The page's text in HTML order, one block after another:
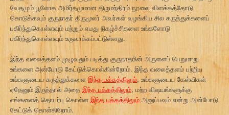
வேதமும் பூலோக அமிர்தமுமான திருமந்திரம் நூலை விளக்கத்தோடு
கொடுக்கவும் குருநாதர் திருமூலர் அவர்கள் வழங்கிய சில கருத்துக்களைப்
பகிர்ந்துகொள்ளவும் மற்றும் எமது நிகழ்ச்சிகளை உங்களோடு
பகிர்ந்துகொள்ளவும் உருவாக்கப்பட்டுள்ளது.
இந்த வலைத்தளம் முழுவதும் படித்து குருநாதரின் அருளைப் பெறுமாறு
உங்களை அன்போடு கேட்டுக்கொள்கின்றோம். இந்த வலைத்தளம் பற்றிய
உங்களுடைய கருத்துக்களை இந்த பக்கத்திலும், உங்களுடைய கேள்விகள்
ஏதேனும் இருந்தால் அதை இந்த பக்கத்திலும், மற்ற விஷயங்களுக்கு
எங்களைத் தொடர்பு கொள்ள இந்த பக்கத்திலும் அனுப்பவும் என்று அன்போடு
கேட்டுக் கொள்கிறோம்.